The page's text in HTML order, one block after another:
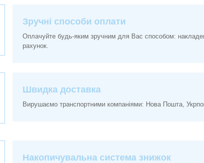
Зручні способи оплати
Оплачуйте будь-яким зручним для Вас способом:
рахунок.
Швидка доставка
Вирушаємо транспортними компаніями: Нова Пошта,
Накопичувальна система знижок